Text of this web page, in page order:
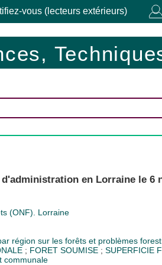
vous (lecteurs extérieurs)
en Lorraine le 6
(ONF). Lorraine
région sur les forêts et problèmes
; FORET SOUMISE ; SUPERFICIE
communale